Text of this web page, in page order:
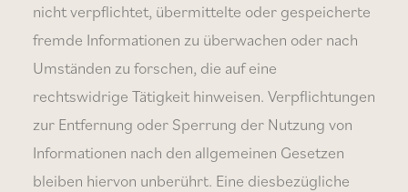
nicht verpflichtet, übermittelte oder gespeicherte
fremde Informationen zu überwachen oder nach
Umständen zu forschen, die auf eine
rechtswidrige Tätigkeit hinweisen. Verpflichtungen
zur Entfernung oder Sperrung der Nutzung von
Informationen nach den allgemeinen Gesetzen
bleiben hiervon unberührt. Eine diesbezügliche